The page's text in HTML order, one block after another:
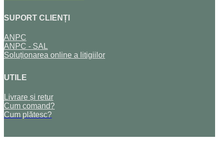
SUPORT CLIENȚI
ANPC
ANPC - SAL
Soluționarea online a litigiilor
UTILE
Livrare și retur
Cum comand?
Cum plătesc?